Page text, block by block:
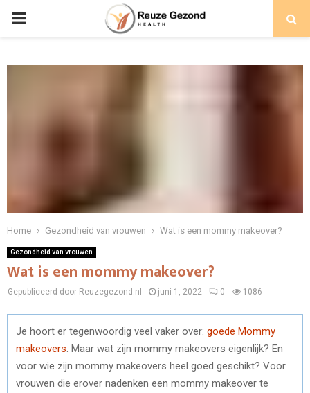
PRIMARY
Home Gezondheid van vrouwen Wat is een mommy makeover?
Gezondheid van vrouwen
Wat is een mommy makeover?
Gepubliceerd door Reuzegezond.nl juni 1, 2022 0 1086
Je hoort er tegenwoordig veel vaker over: goede Mommy
makeovers . Maar wat zijn mommy makeovers eigenlijk? En
voor wie zijn mommy makeovers heel goed geschikt? Voor
vrouwen die erover nadenken een mommy makeover te